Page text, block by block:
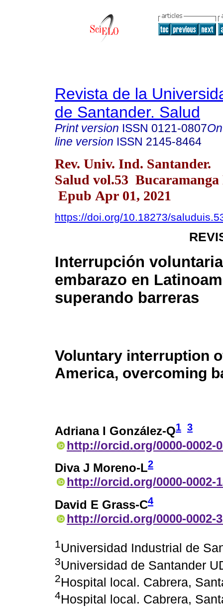
Revista de la
de Santander. Salud
Print version ISSN 0121-0807
line version ISSN 2145-8464
Rev. Univ. Ind. Santander.
Salud vol.53 Bucaramanga
Epub Apr 01, 2021
https://doi.org/10.18273/
Interrupción
embarazo en
superando barreras
Voluntary interruption
America, overcoming
Adriana I González-Q1 3
http://orcid.org/0000-0002-
Diva J Moreno-L2
http://orcid.org/0000-0002-
David E Grass-C4
http://orcid.org/0000-0002-
1Universidad Industrial de
3Universidad de Santander
2Hospital local. Cabrera,
4Hospital local. Cabrera,